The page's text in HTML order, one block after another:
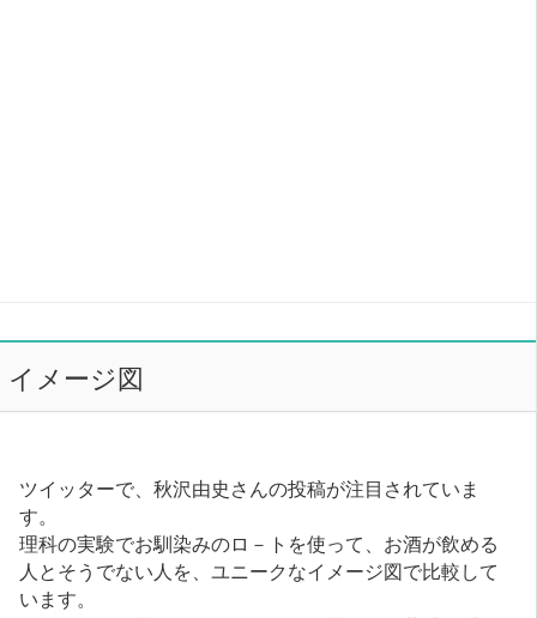
イメージ図
ツイッターで、秋沢由史さんの投稿が注目されていま
す。
理科の実験でお馴染みのロ－トを使って、お酒が飲める
人とそうでない人を、ユニークなイメージ図で比較して
います。